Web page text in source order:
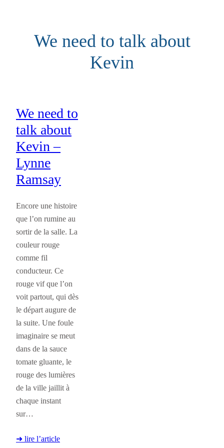
We need to talk about
Kevin
We need to
talk about
Kevin –
Lynne
Ramsay
Encore une histoire
que l’on rumine au
sortir de la salle. La
couleur rouge
comme fil
conducteur. Ce
rouge vif que l’on
voit partout, qui dès
le départ augure de
la suite. Une foule
imaginaire se meut
dans de la sauce
tomate gluante, le
rouge des lumières
de la ville jaillit à
chaque instant
sur…
➜ lire l’article